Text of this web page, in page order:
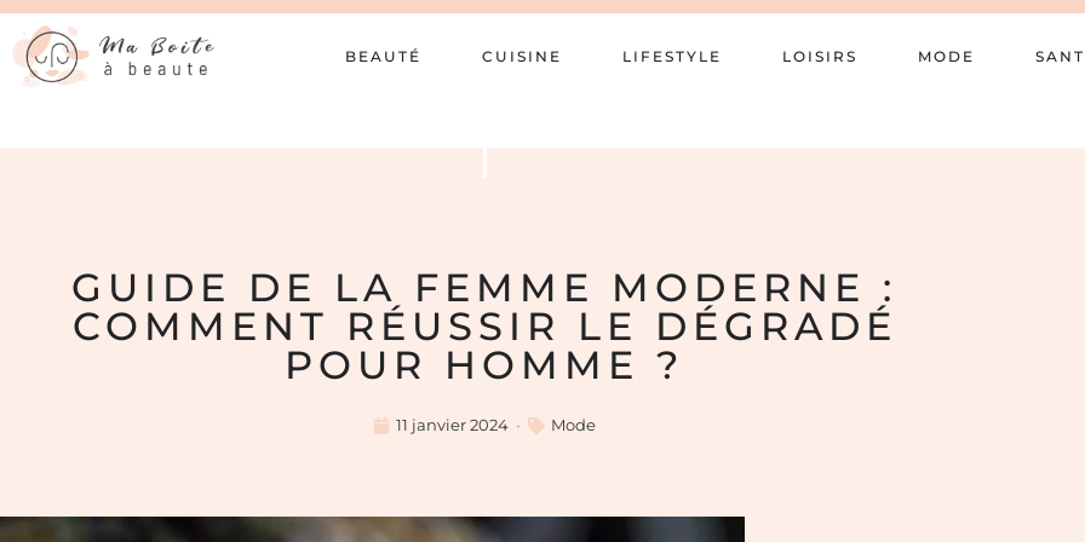
BEAUTÉ CUISINE LIFESTYLE LOISIRS MODE
GUIDE DE LA FEMME MODERNE :
COMMENT RÉUSSIR LE DÉGRADÉ
POUR HOMME ?
11 janvier 2024 Mode